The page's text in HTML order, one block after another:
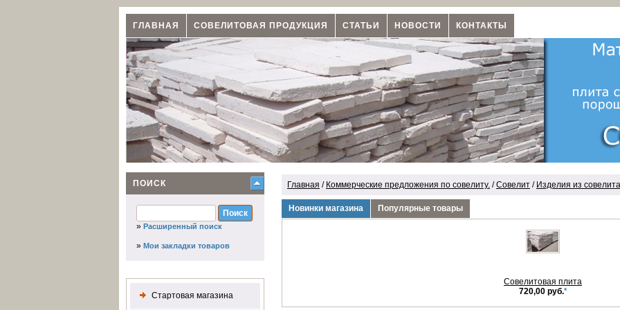
ГЛАВНАЯ СОВЕЛИТОВАЯ ПРОДУКЦИЯ СТАТЬИ НОВОСТИ КОНТАКТЫ
ПОИСК
» Расширенный поиск
» Мои закладки товаров
Стартовая магазина
Главная / Коммерческие предложения по совелиту. /Совелит / Изделия из совелита
Новинки магазина Популярные товары
Совелитовая плита
720,00 руб.*